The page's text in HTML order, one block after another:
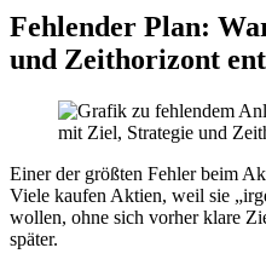
Fehlender Plan:
und Zeithorizont
Einer der größten Fehler beim
Viele kaufen Aktien, weil sie
wollen, ohne sich vorher klare
später.